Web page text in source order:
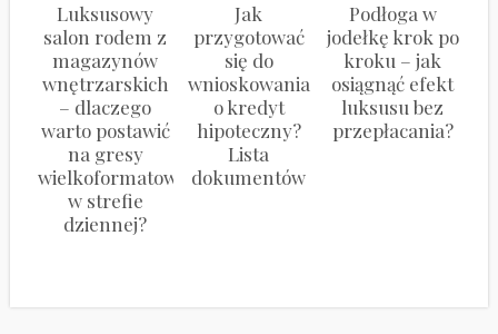
Luksusowy
salon rodem z
magazynów
wnętrzarskich
– dlaczego
warto postawić
na gresy
wielkoformatowe
w strefie
dziennej?
Jak
przygotować
się do
wnioskowania
o kredyt
hipoteczny?
Lista
dokumentów
Podłoga w
jodełkę krok po
kroku – jak
osiągnąć efekt
luksusu bez
przepłacania?